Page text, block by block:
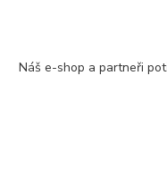
Náš e-shop a partneři